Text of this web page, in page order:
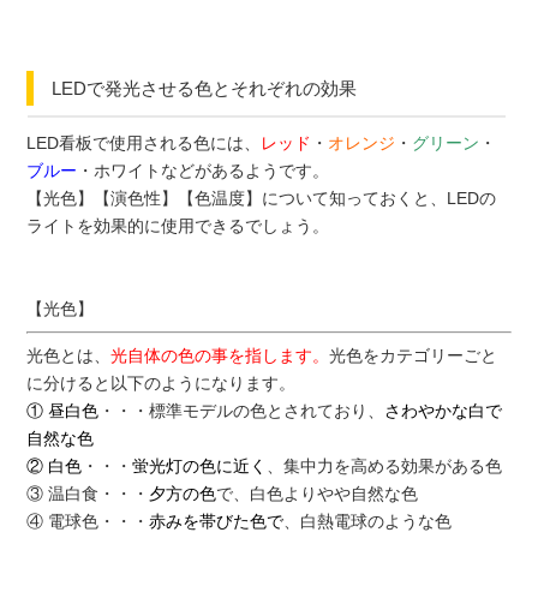
LEDで発光させる色とそれぞれの効果
LED看板で使用される色には、 レッド ・ オレンジ ・ グリーン ・
ブルー ・ホワイト などがあるようです。
【光色】【演色性】【色温度】 について知っておくと、LEDの
ライトを効果的に使用できるでしょう。
【光色】
光色とは、 光自体の色の事を指します。 光色をカテゴリーごと
に分けると以下のようになります。
① 昼白色・・・標準モデルの色とされており、 さわやかな白で
自然な色
② 白色・・・ 蛍光灯の色に近く 、集中力を高める効果がある色
③ 温白食 ・・・ 夕方の色で、白色よりやや自然な色
④ 電球色・・・ 赤みを帯びた色で、白熱電球のような色